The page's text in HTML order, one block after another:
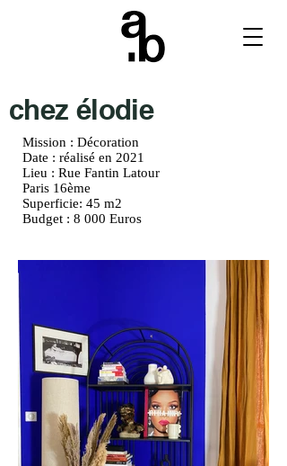
chez élodie
Mission : Décoration
Date : réalisé en 2021
Lieu : Rue Fantin Latour
Paris 16ème
Superficie: 45 m2
Budget : 8 000 Euros